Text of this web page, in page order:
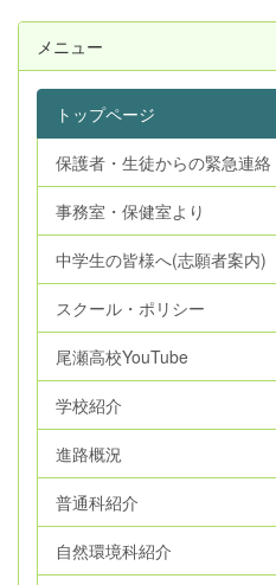
メニュー
トップページ
保護者・生徒からの緊急連絡
事務室・保健室より
中学生の皆様へ(志願者案内)
スクール・ポリシー
尾瀬高校YouTube
学校紹介
進路概況
普通科紹介
自然環境科紹介